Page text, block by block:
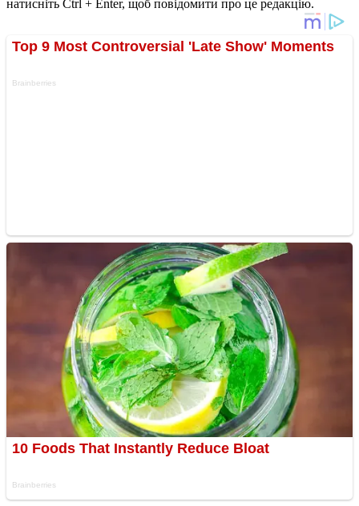
натисніть Ctrl + Enter, щоб повідомити про це редакцію.